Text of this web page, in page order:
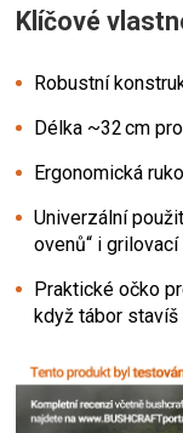
Klíčové
Robustní
Délka ~32 cm
Ergonomická
Univerzální
ovenů“ i grilovací
Praktické očko
když tábor stavíš